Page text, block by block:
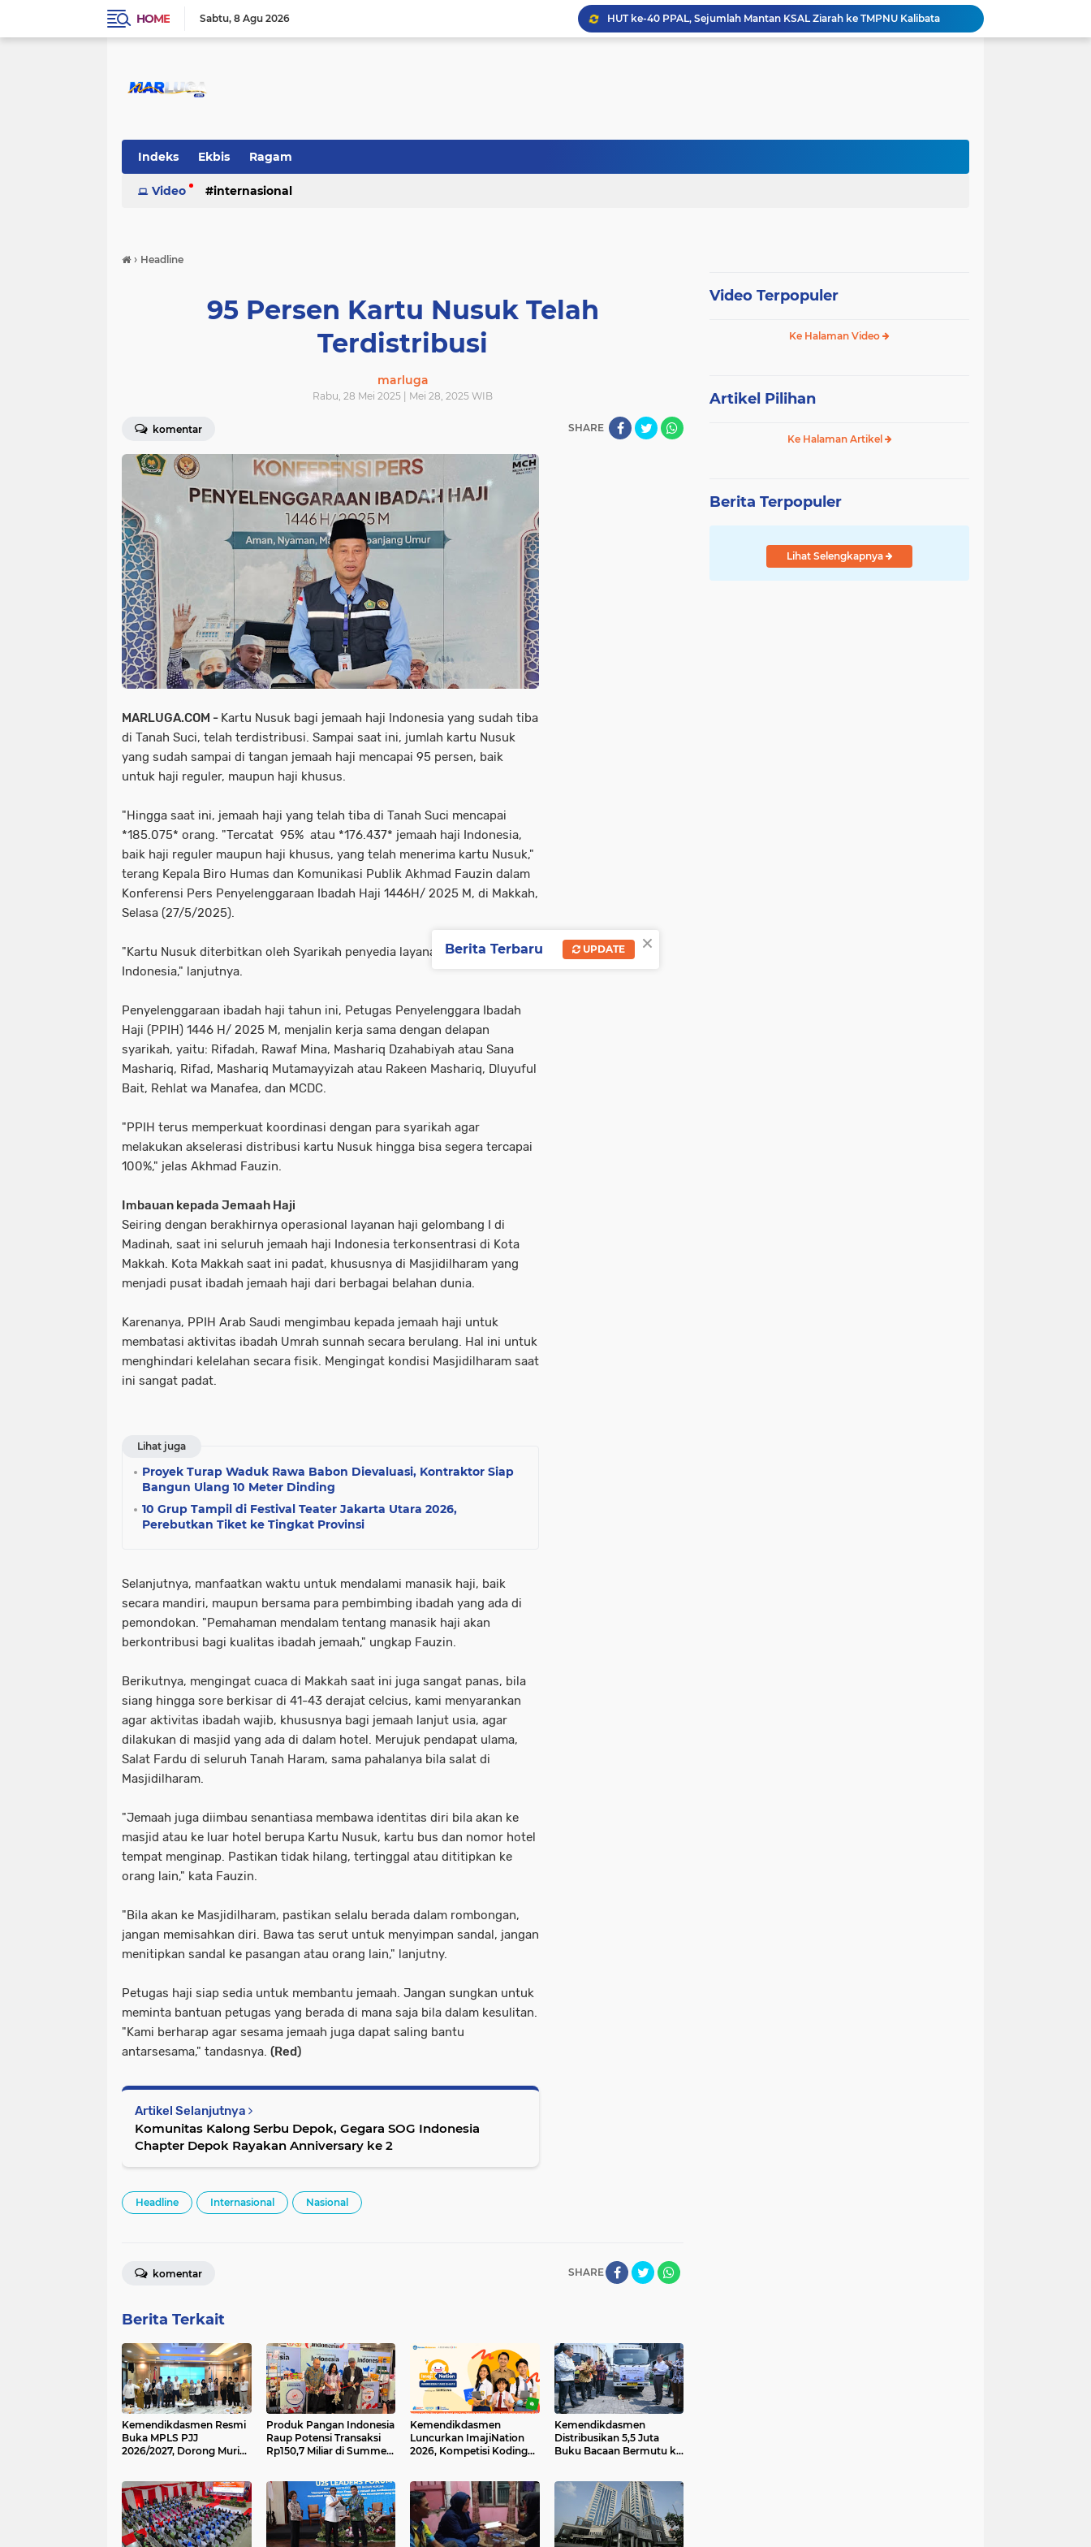
HOME Sabtu 8 Agu 2026
HUT ke-40 PPAL, Sejumlah Mantan KSAL Ziarah ke TMPNU Kalibata
Pemkot Jakarta Barat Bagikan Ribuan Bendera Merah Putih Sambut HUT Ke-81 RI
Patroli Gabungan Perhutani dan Gakkum Perkuat Pengamanan Hutan di Lembang
Indeks Ekbis Ragam
Video internasional
› Headline
95 Persen Kartu Nusuk Telah
Terdistribusi
marluga
Rabu, 28 Mei 2025 | Mei 28, 2025 WIB
komentar SHARE
MARLUGA.COM - Kartu Nusuk bagi jemaah haji Indonesia yang sudah tiba
di Tanah Suci, telah terdistribusi. Sampai saat ini, jumlah kartu Nusuk
yang sudah sampai di tangan jemaah haji mencapai 95 persen, baik
untuk haji reguler, maupun haji khusus.
"Hingga saat ini, jemaah haji yang telah tiba di Tanah Suci mencapai
*185.075* orang. "Tercatat 95% atau *176.437* jemaah haji Indonesia,
baik haji reguler maupun haji khusus, yang telah menerima kartu Nusuk,"
terang Kepala Biro Humas dan Komunikasi Publik Akhmad Fauzin dalam
Konferensi Pers Penyelenggaraan Ibadah Haji 1446H/ 2025 M, di Makkah,
Selasa (27/5/2025).
"Kartu Nusuk diterbitkan oleh Syarikah penyedia layanan jemaah haji
Indonesia," lanjutnya.
Penyelenggaraan ibadah haji tahun ini, Petugas Penyelenggara Ibadah
Haji (PPIH) 1446 H/ 2025 M, menjalin kerja sama dengan delapan
syarikah, yaitu: Rifadah, Rawaf Mina, Mashariq Dzahabiyah atau Sana
Mashariq, Rifad, Mashariq Mutamayyizah atau Rakeen Mashariq, Dluyuful
Bait, Rehlat wa Manafea, dan MCDC.
"PPIH terus memperkuat koordinasi dengan para syarikah agar
melakukan akselerasi distribusi kartu Nusuk hingga bisa segera tercapai
100%," jelas Akhmad Fauzin.
Imbauan kepada Jemaah Haji
Seiring dengan berakhirnya operasional layanan haji gelombang I di
Madinah, saat ini seluruh jemaah haji Indonesia terkonsentrasi di Kota
Makkah. Kota Makkah saat ini padat, khususnya di Masjidilharam yang
menjadi pusat ibadah jemaah haji dari berbagai belahan dunia.
Karenanya, PPIH Arab Saudi mengimbau kepada jemaah haji untuk
membatasi aktivitas ibadah Umrah sunnah secara berulang. Hal ini untuk
menghindari kelelahan secara fisik. Mengingat kondisi Masjidilharam saat
ini sangat padat.
Lihat juga
Proyek Turap Waduk Rawa Babon Dievaluasi, Kontraktor Siap
Bangun Ulang 10 Meter Dinding
10 Grup Tampil di Festival Teater Jakarta Utara 2026,
Perebutkan Tiket ke Tingkat Provinsi
Selanjutnya, manfaatkan waktu untuk mendalami manasik haji, baik
secara mandiri, maupun bersama para pembimbing ibadah yang ada di
pemondokan. "Pemahaman mendalam tentang manasik haji akan
berkontribusi bagi kualitas ibadah jemaah," ungkap Fauzin.
Berikutnya, mengingat cuaca di Makkah saat ini juga sangat panas, bila
siang hingga sore berkisar di 41-43 derajat celcius, kami menyarankan
agar aktivitas ibadah wajib, khususnya bagi jemaah lanjut usia, agar
dilakukan di masjid yang ada di dalam hotel. Merujuk pendapat ulama,
Salat Fardu di seluruh Tanah Haram, sama pahalanya bila salat di
Masjidilharam.
"Jemaah juga diimbau senantiasa membawa identitas diri bila akan ke
masjid atau ke luar hotel berupa Kartu Nusuk, kartu bus dan nomor hotel
tempat menginap. Pastikan tidak hilang, tertinggal atau dititipkan ke
orang lain," kata Fauzin.
"Bila akan ke Masjidilharam, pastikan selalu berada dalam rombongan,
jangan memisahkan diri. Bawa tas serut untuk menyimpan sandal, jangan
menitipkan sandal ke pasangan atau orang lain," lanjutny.
Petugas haji siap sedia untuk membantu jemaah. Jangan sungkan untuk
meminta bantuan petugas yang berada di mana saja bila dalam kesulitan.
"Kami berharap agar sesama jemaah juga dapat saling bantu
antarsesama," tandasnya. (Red)
Artikel Selanjutnya
Komunitas Kalong Serbu Depok, Gegara SOG Indonesia
Chapter Depok Rayakan Anniversary ke 2
Headline Internasional Nasional
SHARE
komentar
Berita Terkait
Kemendikdasmen Resmi
Buka MPLS PJJ
2026/2027, Dorong Murid
Produk Pangan Indonesia
Raup Potensi Transaksi
Rp150,7 Miliar di Summer
Kemendikdasmen
Luncurkan ImajiNation
2026, Kompetisi Koding
Kemendikdasmen
Distribusikan 5,5 Juta
Buku Bacaan Bermutu ke
Video Terpopuler
Ke Halaman Video
Artikel Pilihan
Ke Halaman Artikel
Berita Terpopuler
Lihat Selengkapnya
×
Berita Terbaru UPDATE